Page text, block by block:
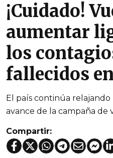
¡Cuidado!
aumentar
los
fallecidos
El país continúa relajando
avance de la campaña de
Compartir: